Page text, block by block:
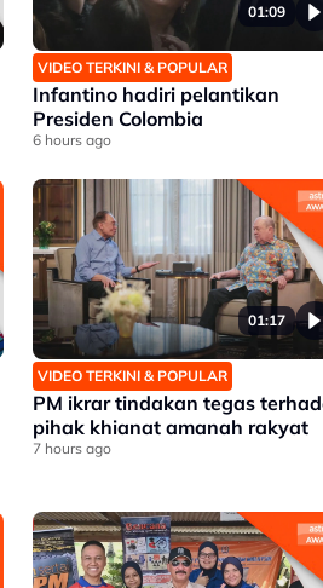
01:09
VIDEO TERKINI & POPULAR
Infantino hadiri pelantikan
Presiden Colombia
6 hours ago
01:17
VIDEO TERKINI & POPULAR
PM ikrar tindakan tegas
pihak khianat amanah rakyat
7 hours ago